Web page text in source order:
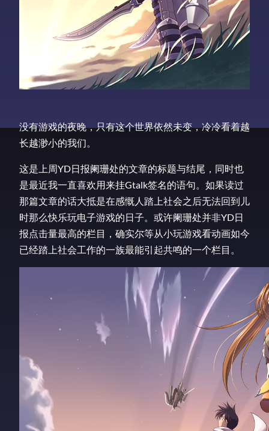
没有游戏的夜晚，只有这个世界依然未变，冷冷看着越
长越渺小的我们。
这是上周YD日报阑珊处的文章的标题与结尾，同时也
是最近我一直喜欢用来挂Gtalk签名的语句。如果读过
那篇文章的话大抵是在感慨人踏上社会之后无法回到儿
时那么快乐玩电子游戏的日子。或许阑珊处并非YD日
报点击量最高的栏目，确实尔等从小玩游戏看动画如今
已经踏上社会工作的一族最能引起共鸣的一个栏目。